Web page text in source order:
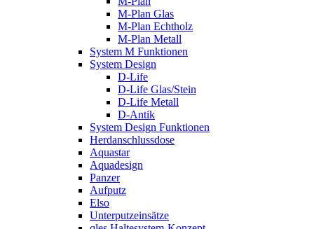
M-Plan Glas
M-Plan Echtholz
M-Plan Metall
System M Funktionen
System Design
D-Life
D-Life Glas/Stein
D-Life Metall
D-Antik
System Design Funktionen
Herdanschlussdose
Aquastar
Aquadesign
Panzer
Aufputz
Elso
Unterputzeinsätze